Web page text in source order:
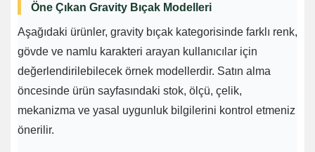
Öne Çıkan Gravity Bıçak Modelleri
Aşağıdaki ürünler, gravity bıçak kategorisinde farklı renk,
gövde ve namlu karakteri arayan kullanıcılar için
değerlendirilebilecek örnek modellerdir. Satın alma
öncesinde ürün sayfasındaki stok, ölçü, çelik,
mekanizma ve yasal uygunluk bilgilerini kontrol etmeniz
önerilir.